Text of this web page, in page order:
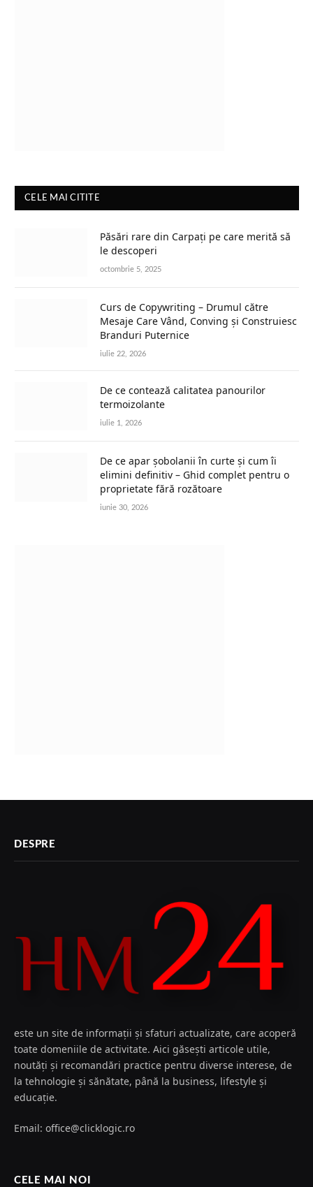
CELE MAI CITITE
Păsări rare din Carpați pe care merită să
le descoperi
octombrie 5, 2025
Curs de Copywriting – Drumul către
Mesaje Care Vând, Conving și Construiesc
Branduri Puternice
iulie 22, 2026
De ce contează calitatea panourilor
termoizolante
iulie 1, 2026
De ce apar șobolanii în curte și cum îi
elimini definitiv – Ghid complet pentru o
proprietate fără rozătoare
iunie 30, 2026
DESPRE
este un site de informații și sfaturi actualizate, care acoperă
toate domeniile de activitate. Aici găsești articole utile,
noutăți și recomandări practice pentru diverse interese, de
la tehnologie și sănătate, până la business, lifestyle și
educație.
Email: office@clicklogic.ro
CELE MAI NOI